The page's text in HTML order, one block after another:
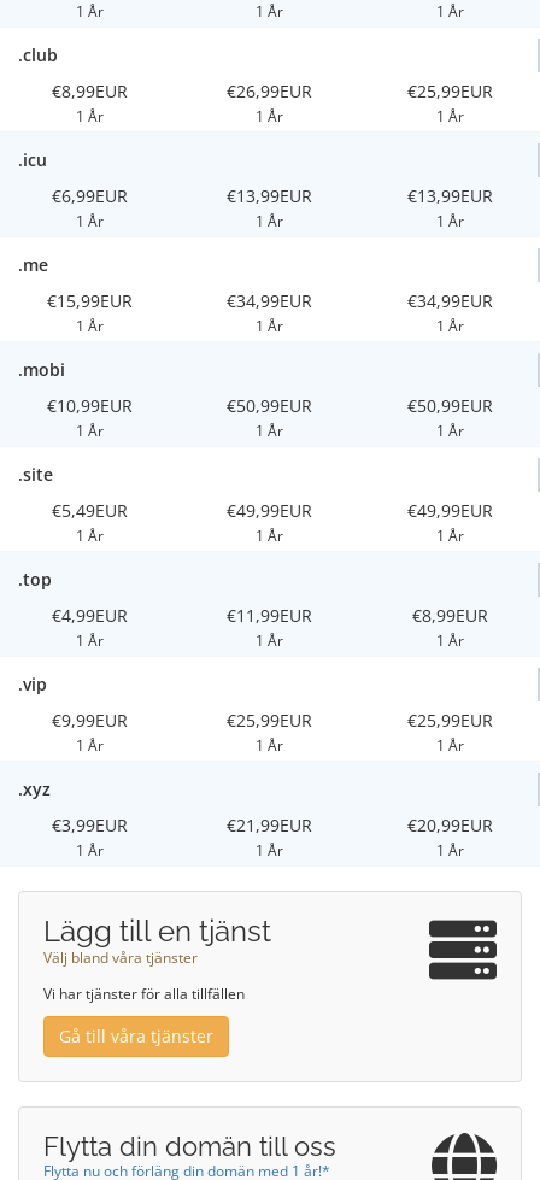
1 År 1 År 1 År
.club
€8,99EUR
1 År
€26,99EUR
1 År
€25,99EUR
1 År
.icu
€6,99EUR
1 År
€13,99EUR
1 År
€13,99EUR
1 År
.me
€15,99EUR
1 År
€34,99EUR
1 År
€34,99EUR
1 År
.mobi
€10,99EUR
1 År
€50,99EUR
1 År
€50,99EUR
1 År
.site
€5,49EUR
1 År
€49,99EUR
1 År
€49,99EUR
1 År
.top
€4,99EUR
1 År
€11,99EUR
1 År
€8,99EUR
1 År
.vip
€9,99EUR
1 År
€25,99EUR
1 År
€25,99EUR
1 År
.xyz
€3,99EUR
1 År
€21,99EUR
1 År
€20,99EUR
1 År
Lägg till en tjänst
Välj bland våra tjänster
Vi har tjänster för alla tillfällen
Gå till våra tjänster
Flytta din domän till oss
Flytta nu och förläng din domän med 1 år!*